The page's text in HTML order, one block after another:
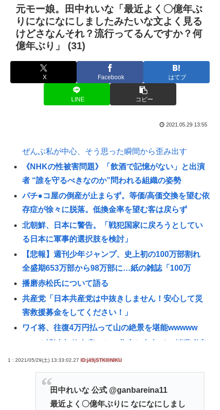
元モー娘。田中れいな「最近よく〇億年ぶ
りになになにしましたみたいな文よく見る
けどさなんそれ？流行ってるんですか？何
億年ぶり」 (31)
X Facebook はてブ
LINE コピー
2021.05.29 13:55
ぜんぶ私が中心、そう思った瞬間から歪み出す
《NHKの性被害問題》「飲酒で記憶がない」と出演
者 “誰を守るべきなのか”問われる組織の姿勢
パチ●コ屋の倒産が止まらず。等価/高価交換を望む依
存症が徐々に脱落。低換金率を望む客は戻らず
北朝鮮、日本に警告。「戦犯国家に戻ろうとしてい
る日本に軍事的選択肢を検討」
【悲報】週刊少年ジャンプ、史上初の100万部割れ
全盛期653万部から98万部に…紙の雑誌「100万
播磨赤松氏について語る
共産党「日本共産党は中抜きしません！安心して災
害救援募金をしてください！」
ワイ将、往復4万円払って山の絶景を堪能wwwww
1%の基本方針を決定も…懸念される”外食離れ”
2位『イオン』3位『ヤオコー』【一番お寿司が美味
しいと思うスーパー】300名が選ぶ1位に
【ＬＰＧ】「イオンモール熊本」爆発の原因は漏れ
1 : 2021/05/29(土) 13:33:02.27 ID:j49jSTKI0NIKU
田中れいな 公式 @ganbareina11
最近よく〇億年ぶりに なになにしまし